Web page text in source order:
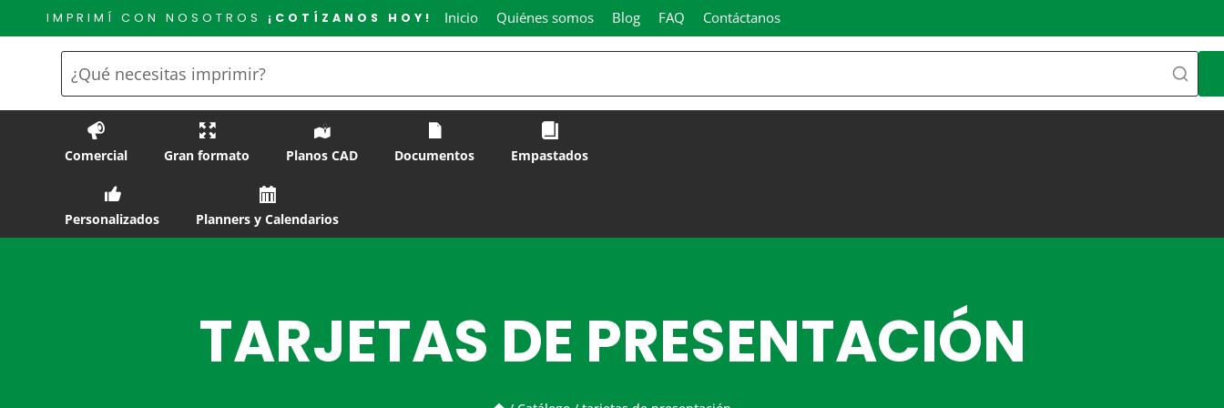
al
IMPRIMÍ CON NOSOTROS ¡COTÍZANOS HOY! Inicio Quiénes somos Blog FAQ Contáctanos
Comercial Gran formato Planos CAD Documentos Empastados
Personalizados Planners y Calendarios
TARJETAS DE PRESENTACIÓN